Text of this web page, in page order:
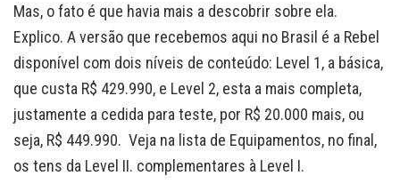
Mas, o fato é que havia mais a descobrir sobre ela.
Explico. A versão que recebemos aqui no Brasil é a Rebel
disponível com dois níveis de conteúdo: Level 1, a básica,
que custa R$ 429.990, e Level 2, esta a mais completa,
justamente a cedida para teste, por R$ 20.000 mais, ou
seja, R$ 449.990. Veja na lista de Equipamentos, no final,
os tens da Level II. complementares à Level I.